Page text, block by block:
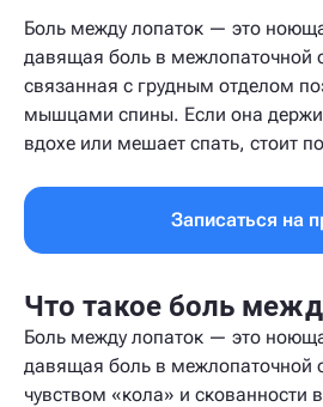
Боль между лопаток — это
давящая боль в межлопаточной
связанная с грудным отделом
мышцами спины. Если она
вдохе или мешает спать, стоит
Записаться на
Что такое боль
Боль между лопаток — это
давящая боль в межлопаточной
чувством «кола» и скованности